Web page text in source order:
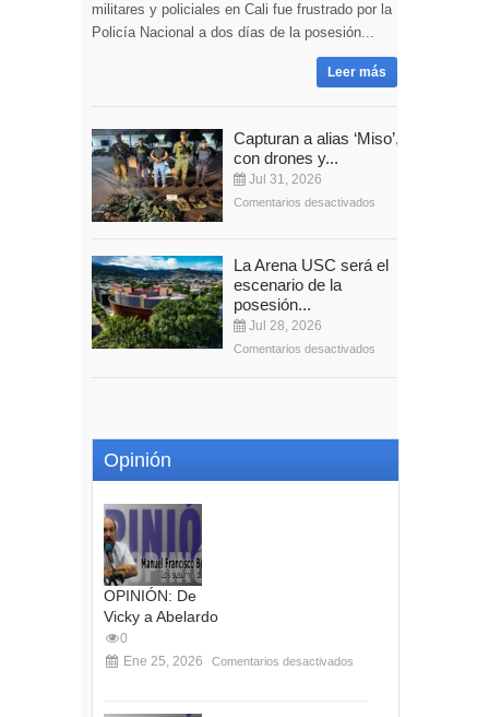
militares y policiales en Cali fue frustrado por la
Policía Nacional a dos días de la posesión...
Leer más
Capturan a alias ‘Miso’,
con drones y...
Jul 31, 2026
Comentarios desactivados
La Arena USC será el
escenario de la
posesión...
Jul 28, 2026
Comentarios desactivados
Opinión
OPINIÓN: De
Vicky a Abelardo
0
Ene 25, 2026
Comentarios desactivados